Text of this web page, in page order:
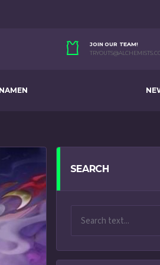
JOIN OUR TEAM!
SEARCH